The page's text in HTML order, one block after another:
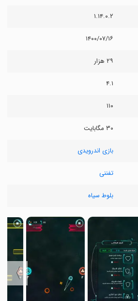
۱.۱۴.۰.۲
۱۴۰۰/۰۷/۱۶
۲۹ هزار
۴.۱
۱۱۰
۳۰ مگابایت
بازی اندرویدی
تفننی
بلوط سیاه
〉